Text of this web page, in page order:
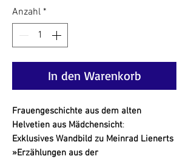
Anzahl *
In den Warenkorb
Frauengeschichte aus dem alten
Helvetien aus Mädchensicht:
Exklusives Wandbild zu Meinrad Lienerts
»Erzählungen aus der